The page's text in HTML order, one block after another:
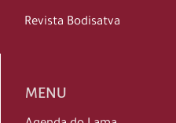
Revista Bodisatva
MENU